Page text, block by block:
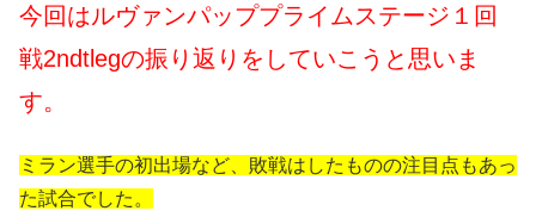
今回はルヴァンパッププライムステージ１回
戦2ndtlegの振り返りをしていこうと思いま
す。
ミラン選手の初出場など、敗戦はしたものの注目点もあっ
た試合でした。